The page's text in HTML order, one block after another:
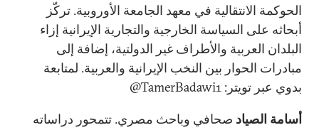
الحوكمة الانتقالية في معهد الجامعة الأوروبية. تركّز
أبحاثه على السياسة الخارجية والتجارية الإيرانية إزاء
البلدان العربية والأطراف غير الدولتية، إضافة إلى
مبادرات الحوار بين النخب الإيرانية والعربية. لمتابعة
بدوي عبر تويتر: TamerBadawi1
@
أسامة الصياد صحافي وباحث مصري. تتمحور دراساته